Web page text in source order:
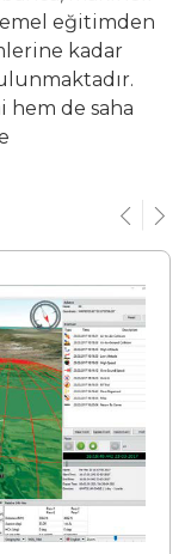
eğitimden
kadar
de saha